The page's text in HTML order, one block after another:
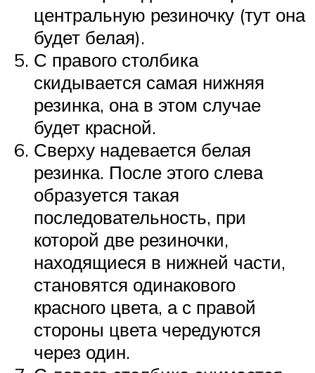
центральную резиночку (тут она
будет белая).
С правого столбика
скидывается самая нижняя
резинка, она в этом случае
будет красной.
Сверху надевается белая
резинка. После этого слева
образуется такая
последовательность, при
которой две резиночки,
находящиеся в нижней части,
становятся одинакового
красного цвета, а с правой
стороны цвета чередуются
через один.